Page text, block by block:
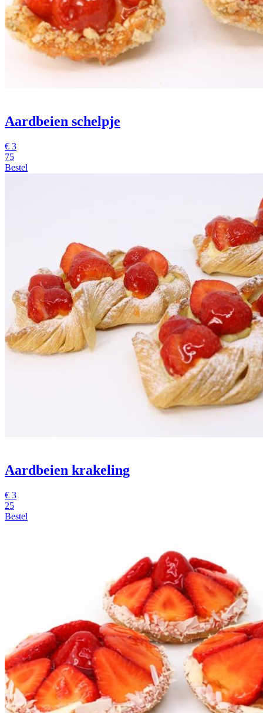
Aardbeien schelpje
€ 3
75
Bestel
Aardbeien krakeling
€ 3
25
Bestel